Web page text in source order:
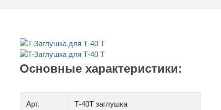
Основные характеристики:
Арт. Т-40T заглушка